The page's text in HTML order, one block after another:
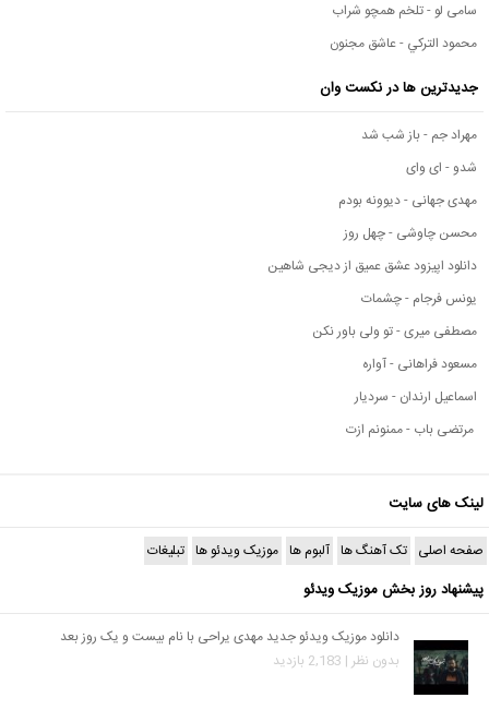
سامی لو - تلخم همچو شراب
محمود التركي - عاشق مجنون
جدیدترین ها در نکست وان
مهراد جم - باز شب شد
شدو - ای وای
مهدی جهانی - دیوونه بودم
محسن چاوشی - چهل روز
دانلود اپیزود عشق عمیق از دیجی شاهین
یونس فرجام - چشمات
مصطفی میری - تو ولی باور نکن
مسعود فراهانی - آواره
اسماعیل ارندان - سردیار
مرتضی باب - ممنونم ازت
لینک های سایت
صفحه اصلی تک آهنگ ها آلبوم ها موزیک ویدئو ها تبلیغات
پیشنهاد روز بخش موزیک ویدئو
دانلود موزیک ویدئو جدید مهدی یراحی با نام بیست و یک روز بعد
بدون نظر | 2,183 بازدید